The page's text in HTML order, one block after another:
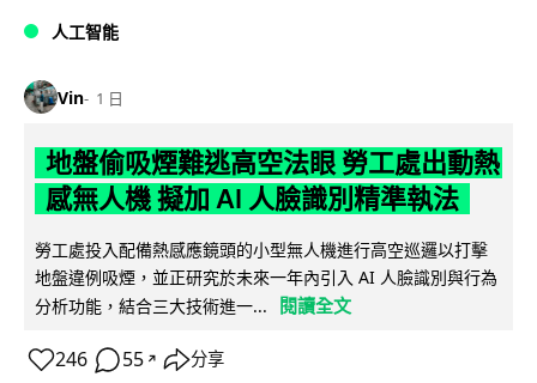
人工智能
Vin 1 日
地盤偷吸煙難逃高空法眼 勞工處出動熱
感無人機 擬加 AI 人臉識別精準執法
勞工處投入配備熱感應鏡頭的小型無人機進行高空巡邏以打擊
地盤違例吸煙，並正研究於未來一年內引入 AI 人臉識別與行為
分析功能，結合三大技術進一...
閱讀全文
246 55 ↗ 分享